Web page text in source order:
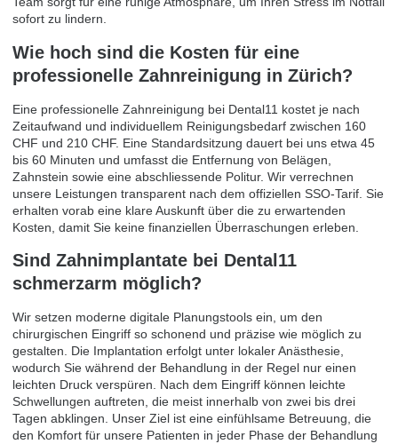
sofort zu lindern.
Wie hoch sind die Kosten für eine
professionelle Zahnreinigung in Zürich?
Eine professionelle Zahnreinigung bei Dental11 kostet je nach
Zeitaufwand und individuellem Reinigungsbedarf zwischen 160
CHF und 210 CHF. Eine Standardsitzung dauert bei uns etwa 45
bis 60 Minuten und umfasst die Entfernung von Belägen,
Zahnstein sowie eine abschliessende Politur. Wir verrechnen
unsere Leistungen transparent nach dem offiziellen SSO-Tarif. Sie
erhalten vorab eine klare Auskunft über die zu erwartenden
Kosten, damit Sie keine finanziellen Überraschungen erleben.
Sind Zahnimplantate bei Dental11
schmerzarm möglich?
Wir setzen moderne digitale Planungstools ein, um den
chirurgischen Eingriff so schonend und präzise wie möglich zu
gestalten. Die Implantation erfolgt unter lokaler Anästhesie,
wodurch Sie während der Behandlung in der Regel nur einen
leichten Druck verspüren. Nach dem Eingriff können leichte
Schwellungen auftreten, die meist innerhalb von zwei bis drei
Tagen abklingen. Unser Ziel ist eine einfühlsame Betreuung, die
den Komfort für unsere Patienten in jeder Phase der Behandlung